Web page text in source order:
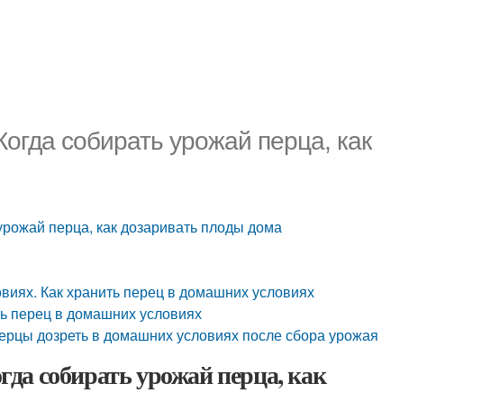
собирать урожай перца, как
перца, как дозаривать плоды дома
Как хранить перец в домашних условиях
перец в домашних условиях
дозреть в домашних условиях после сбора урожая
собирать урожай перца, как